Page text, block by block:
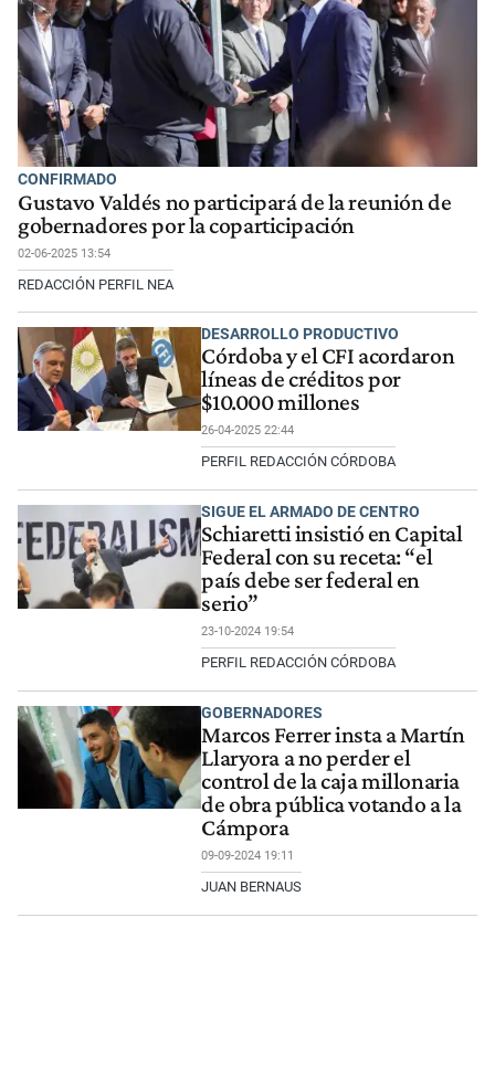
CONFIRMADO
Gustavo Valdés no participará de la reunión de
gobernadores por la coparticipación
02-06-2025 13:54
REDACCIÓN PERFIL NEA
DESARROLLO PRODUCTIVO
Córdoba y el CFI acordaron
líneas de créditos por
$10.000 millones
26-04-2025 22:44
PERFIL REDACCIÓN CÓRDOBA
SIGUE EL ARMADO DE CENTRO
Schiaretti insistió en Capital
Federal con su receta: “el
país debe ser federal en
serio”
23-10-2024 19:54
PERFIL REDACCIÓN CÓRDOBA
GOBERNADORES
Marcos Ferrer insta a Martín
Llaryora a no perder el
control de la caja millonaria
de obra pública votando a la
Cámpora
09-09-2024 19:11
JUAN BERNAUS